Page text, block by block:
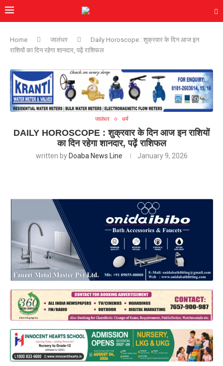
Home जालंधर
Daily Horoscope : शुक्रवार के दिन आज इन
राशियों का दिन रहेगा शानदार, पढ़ें राशिफल
जालंधर धर्म
DAILY HOROSCOPE : शुक्रवार के दिन आज इन राशियों
का दिन रहेगा शानदार, पढ़ें राशिफल
written by Doaba News Line January 9, 2026